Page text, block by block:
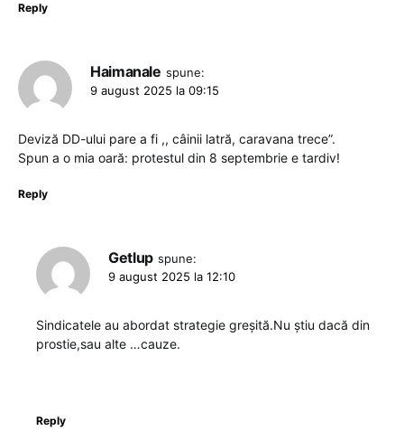
Reply
Haimanale spune:
9 august 2025 la 09:15
Deviză DD-ului pare a fi ,, câinii latră, caravana trece”.
Spun a o mia oară: protestul din 8 septembrie e tardiv!
Reply
Getlup spune:
9 august 2025 la 12:10
Sindicatele au abordat strategie greșită.Nu știu dacă din
prostie,sau alte …cauze.
Reply